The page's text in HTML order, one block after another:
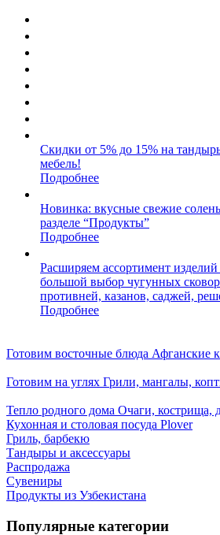
Скидки от 5% до 15% на
мебель!
Подробнее
Новинка: вкусные свежие
разделе “Продукты”
Подробнее
Расширяем ассортимент
большой выбор чугунных
противней, казанов, саджей,
Подробнее
Готовим восточные блюда Афганские
Готовим на углях Грили, мангалы,
Тепло родного дома Очаги, кострища,
Кухонная и столовая посуда Plover
Гриль, барбекю
Тандыры и аксессуары
Распродажа
Сувениры
Продукты из Узбекистана
Популярные категории